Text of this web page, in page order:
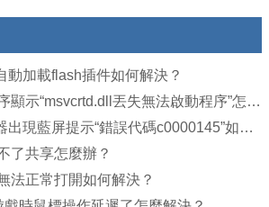
動加載flash插件如何解決？
Win7系統打開程序顯示“msvcrtd.dll丟失無法啟動程序”怎麼解決
Win7打開ie浏覽器出現藍屏提示“錯誤代碼c0000145”如何解決？
了共享怎麼辦？
法正常打開如何解決？